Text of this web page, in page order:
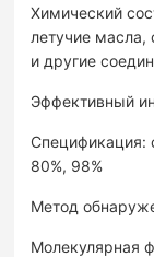
Химический
летучие
и другие
Эффективный
Спецификация:
80%, 98%
Метод
Молекулярная